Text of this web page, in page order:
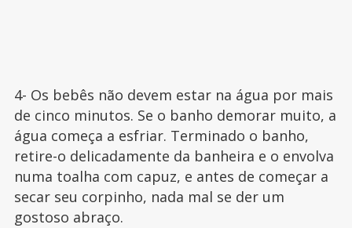
4- Os bebês não devem estar na água por mais
de cinco minutos. Se o banho demorar muito, a
água começa a esfriar. Terminado o banho,
retire-o delicadamente da banheira e o envolva
numa toalha com capuz, e antes de começar a
secar seu corpinho, nada mal se der um
gostoso abraço.